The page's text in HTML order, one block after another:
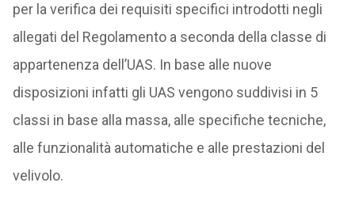
per la verifica dei requisiti specifici introdotti negli
allegati del Regolamento a seconda della classe di
appartenenza dell’UAS. In base alle nuove
disposizioni infatti gli UAS vengono suddivisi in 5
classi in base alla massa, alle specifiche tecniche,
alle funzionalità automatiche e alle prestazioni del
velivolo.